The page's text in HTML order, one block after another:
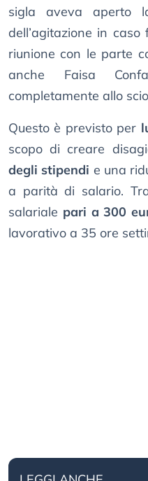
sigla aveva aperto
dell’agitazione in
riunione con le parte
anche Faisa
completamente allo
Questo è previsto per
scopo di creare
degli stipendi e una
a parità di salario.
salariale pari a 300
lavorativo a 35 ore